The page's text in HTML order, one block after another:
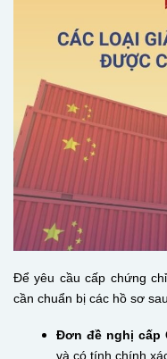
Để yêu cầu cấp chứng
cần chuẩn bị các hồ sơ
Đơn đề nghị cấp
và có tính chính